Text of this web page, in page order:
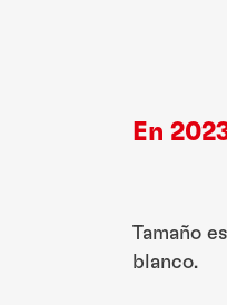
En
Tamaño
blanco.